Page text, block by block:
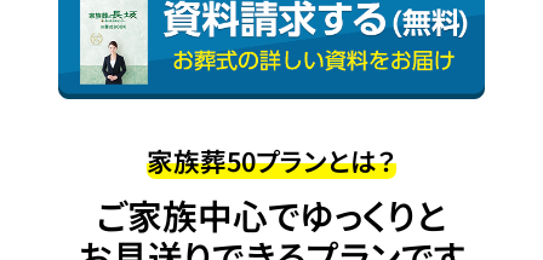
家族葬50プランとは？
ご家族中心でゆっくりと